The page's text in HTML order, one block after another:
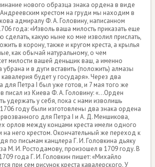
нового образца знака ордена в виде
крестом на груди мы находим в
адмиралу Ф. А. Головину, написанном
года: «Изволь ваша милость приказать еще
сделать, какую ныне ко мне изволил прислать,
в корону, также и кругом креста, а крылья
как обычай натуральному, о чем
милости вашей деньщик ваш, а именно
и в дуги вставить (положить) алмазы
будет у государя». Через два
для Петра I был уже готов, и 7 мая того же
писал из Киева Ф. А. Головину: «...Орден
удержать у себя, пока с нами изволишь
1706 году были изготовлены два знака ордена
для Петра I и А. Д. Меншикова,
орлов между концами креста имели одного
него крестом. Окончательный же переход к
по письмам канцлера Г. И. Головкина дьяку
М. И. Ростодамову, произошел в 1709 году. В
года Г. И. Головкин пишет: «Михайло
при сем рисунок креста кавалерского. У